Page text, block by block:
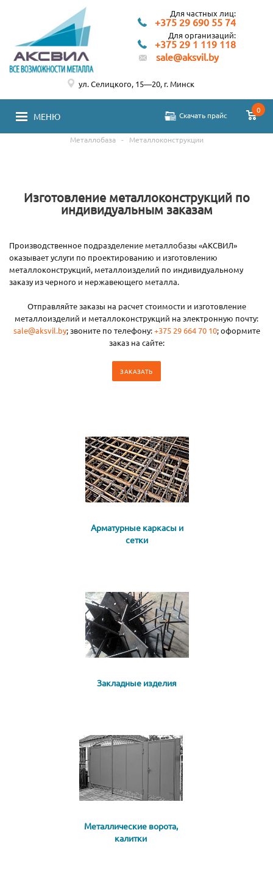
Для частных лиц:
+375 29 690 55 74
Для организаций:
+375 29 1 119 118
sale@aksvil.by
МЕНЮ Скачать прайс
0
ул. Селицкого, 15—20, г. Минск
Металлобаза - Металлоконструкции
Изготовление металлоконструкций по
индивидуальным заказам
Производственное подразделение металлобазы «АКСВИЛ»
оказывает услуги по проектированию и изготовлению
металлоконструкций, металлоизделий по индивидуальному
заказу из черного и нержавеющего металла.
Отправляйте заказы на расчет стоимости и изготовление
металлоизделий и металлоконструкций на электронную почту:
sale@aksvil.by; звоните по телефону:+375 29 664 70 10; оформите
заказ на сайте:
ЗАКАЗАТЬ
Арматурные каркасы и
сетки
Закладные изделия
Металлические ворота,
калитки